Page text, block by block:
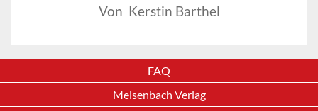
Von Kerstin Barthel
FAQ
Meisenbach Verlag